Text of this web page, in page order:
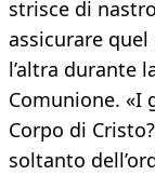
strisce di
assicurare
l’altra durante
Comunione. «I
Corpo di
soltanto